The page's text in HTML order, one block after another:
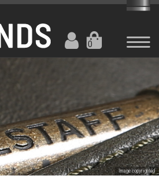
0
Image copyrighted